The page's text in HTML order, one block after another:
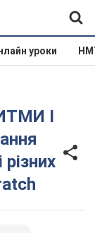
уроки